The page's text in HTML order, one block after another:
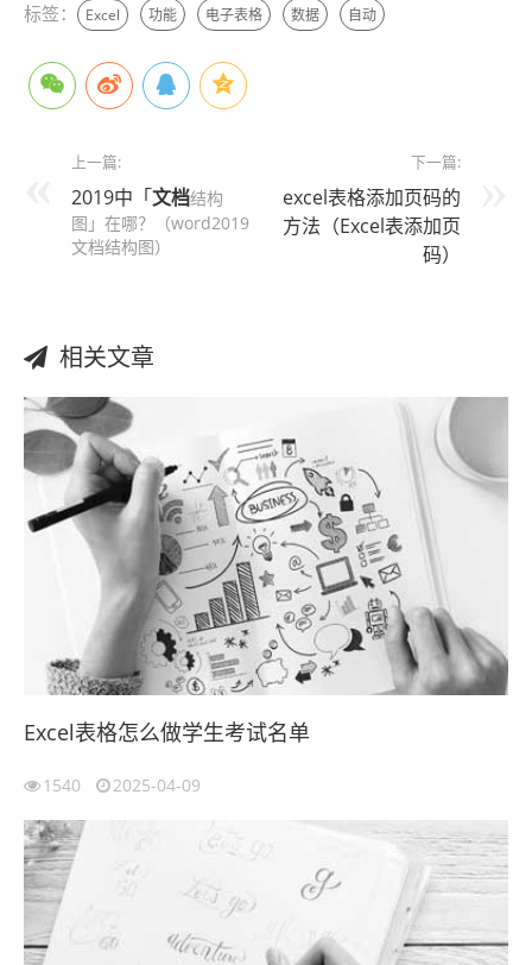
标签： Excel 功能 电子表格 数据 自动
上一篇:
2019中「文档结构
图」在哪？（word2019
文档结构图）
下一篇:
excel表格添加页码的
方法（Excel表添加页
码）
相关文章
Excel表格怎么做学生考试名单
1540 2025-04-09